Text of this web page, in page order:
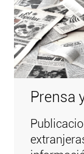
Prensa